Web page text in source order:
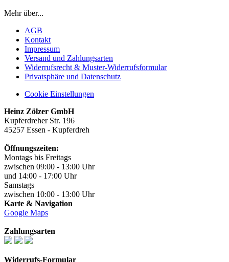
Mehr über...
AGB
Kontakt
Impressum
Versand und Zahlungsarten
Widerrufsrecht & Muster-Widerrufsformular
Privatsphäre und Datenschutz
Cookie Einstellungen
Heinz Zölzer GmbH
Kupferdreher Str. 196
45257 Essen - Kupferdreh
Öffnungszeiten:
Montags bis Freitags
zwischen 09:00 - 13:00 Uhr
und 14:00 - 17:00 Uhr
Samstags
zwischen 10:00 - 13:00 Uhr
Karte & Navigation
Google Maps
Zahlungsarten
Widerrufs-Formular